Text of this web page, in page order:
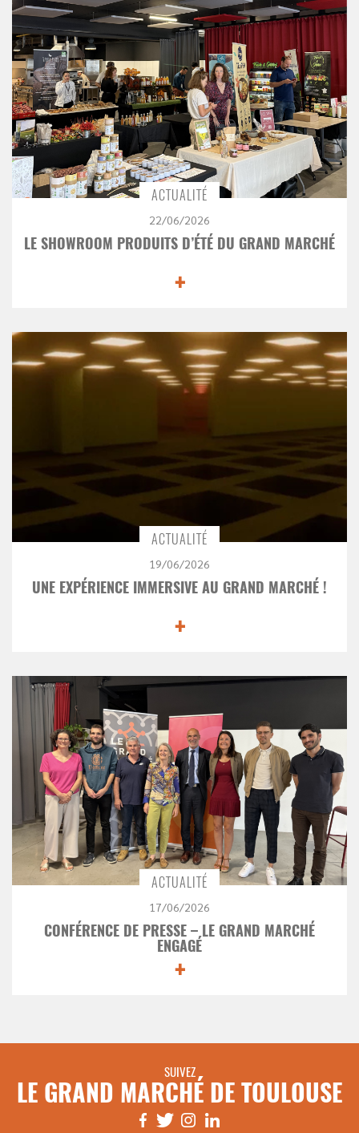
ACTUALITÉ
22/06/2026
LE SHOWROOM PRODUITS D’ÉTÉ DU GRAND MARCHÉ
+
ACTUALITÉ
19/06/2026
UNE EXPÉRIENCE IMMERSIVE AU GRAND MARCHÉ !
+
ACTUALITÉ
17/06/2026
CONFÉRENCE DE PRESSE – LE GRAND MARCHÉ
ENGAGÉ
+
SUIVEZ
LE GRAND MARCHÉ DE TOULOUSE